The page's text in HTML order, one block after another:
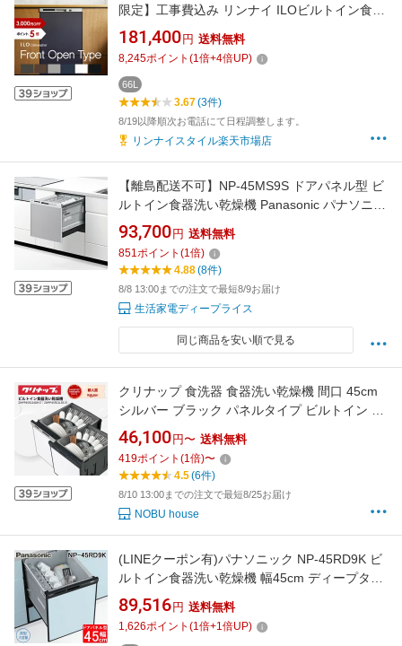
限定】工事費込み リンナイ ILOビルトイン食器
洗い乾燥機 フロントオープンタイプ 通常モデ
ル 幅45cm 食器洗浄機 食器乾燥機 送料無料
181,400 円 送料無料
8,245ポイント (1倍+4倍UP)
66L
3.67(3件)
8/19以降順次お電話にて日程調整します。
リンナイスタイル楽天市場店
【離島配送不可】NP-45MS9S ドアパネル型 ビ
ルトイン食器洗い乾燥機 Panasonic パナソニッ
ク M9シリーズ ハイグレードモデル ミドルタイ
プ(幅45cm) NP45MS9S
93,700 円 送料無料
851ポイント (1倍)
4.88(8件)
8/8 13:00までの注文で最短8/9お届け
生活家電ディープライス
同じ商品を安い順で見る
クリナップ 食洗器 食器洗い乾燥機 間口 45cm
シルバー ブラック パネルタイプ ビルトイン プ
ルオープン｜ZWPP45R21ADK-E｜
ZWPP45R21LDS-E｜ 食器洗い機 食器乾燥機
交換 ビルトイン食洗機 ビルトイン食器洗い乾
燥機 クリナップ食洗機
46,100 円〜 送料無料
419ポイント (1倍)〜
4.5(6件)
8/10 13:00までの注文で最短8/25お届け
NOBU house
(LINEクーポン有)パナソニック NP-45RD9K ビ
ルトイン食器洗い乾燥機 幅45cm ディープタイ
プ ドアパネル型 6人分 ブラック 食洗機 (パネル
別売) R9シリーズ 食器洗い機 食洗器 深型
Panasonic
89,516 円 送料無料
1,626ポイント (1倍+1倍UP)